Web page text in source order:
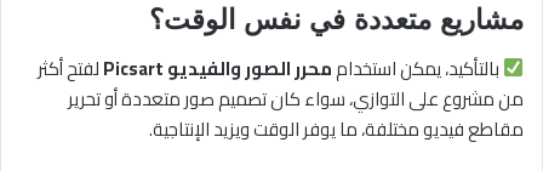
مشاريع متعددة في نفس الوقت؟
بالتأكيد، يمكن استخداممحرر الصور والفيديو Picsart
لفتح أكثر
من مشروع على التوازي، سواء كان تصميم صور متعددة أو تحرير
مقاطع فيديو مختلفة، ما يوفر الوقت ويزيد الإنتاجية.